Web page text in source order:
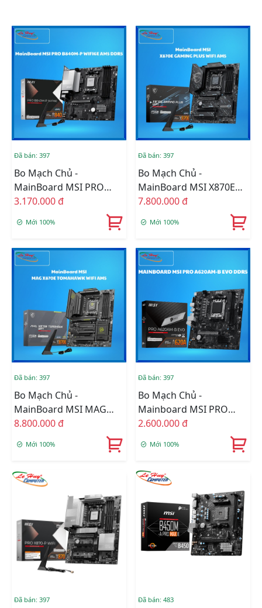
Đã bán: 397
Bo Mạch Chủ -
MainBoard MSI PRO
B840M-P WIFI6E AM5
3.170.000 đ
Mới 100%
Đã bán: 397
Bo Mạch Chủ -
MainBoard MSI X870E
GAMING PLUS WIFI AM5
7.800.000 đ
Mới 100%
Đã bán: 397
Bo Mạch Chủ -
MainBoard MSI MAG
X870E TOMAHAWK WIFI
8.800.000 đ
Mới 100%
Đã bán: 397
Bo Mạch Chủ -
Mainboard MSI PRO
A620AM-B EVO AM5
2.600.000 đ
Mới 100%
Đã bán: 397 Đã bán: 483